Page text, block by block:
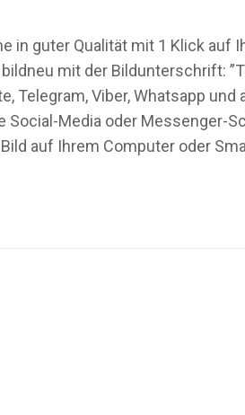
guter Qualität mit 1 Klick auf
mit der Bildunterschrift:
Telegram, Viber, Whatsapp
Media oder Messenger-
auf Ihrem Computer oder